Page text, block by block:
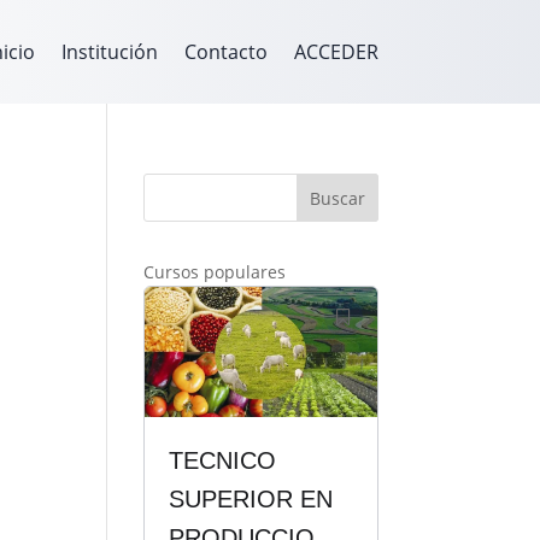
Institución Contacto ACCEDER
Buscar
Cursos populares
TECNICO
SUPERIOR EN